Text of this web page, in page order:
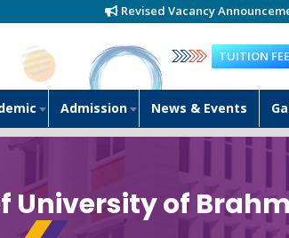
Revised Vacancy Announcement-
TUITION FEE
Admission News & Events
of